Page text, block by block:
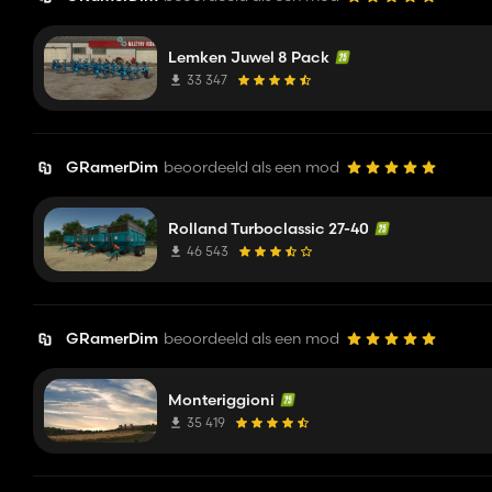
Lemken Juwel 8 Pack
33 347
GRamerDim beoordeeld als een mod
Rolland Turboclassic 27-40
46 543
GRamerDim beoordeeld als een mod
Monteriggioni
35 419